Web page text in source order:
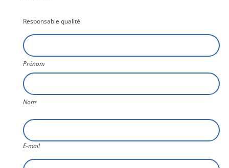
Responsable qualité
Nom2
Prénom
Nom
E-
mail
E-mail
Téléphone